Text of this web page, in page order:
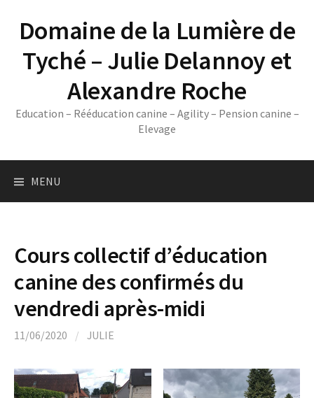
contentDomaine de la Lumière de
Tyché – Julie Delannoy et
Alexandre Roche
Education – Rééducation canine – Agility – Pension canine –
Elevage
MENU
Cours collectif d’éducation
canine des confirmés du
vendredi après-midi
11/06/2020 / JULIE